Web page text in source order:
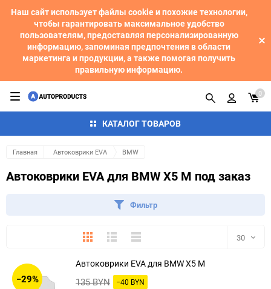
Наш сайт использует файлы cookie и похожие технологии,
чтобы гарантировать максимальное удобство
пользователям, предоставляя персонализированную
информацию, запоминая предпочтения в области
маркетинга и продукции, а также помогая получить
правильную информацию.
КАТАЛОГ ТОВАРОВ
0
Главная Автоковрики EVA BMW
Автоковрики EVA для BMW X5 M под заказ
Фильтр
ПлиткаПодробноКомпактно 30
−29%
Автоковрики EVA для BMW X5 M
135 BYN −40 BYN